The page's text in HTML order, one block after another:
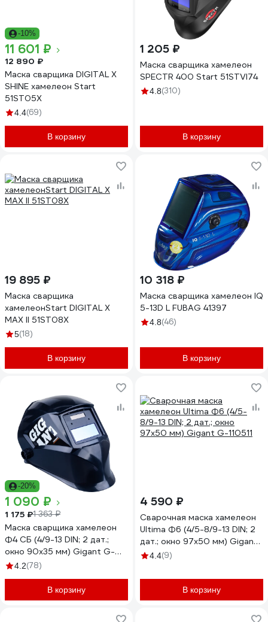
-10%
11 601 ₽
12 890 ₽
Маска сварщика DIGITAL X
SHINE хамелеон Start
51ST05X
4.4(69)
В корзину
1 205 ₽
Маска сварщика хамелеон
SPECTR 400 Start 51STVI74
4.8(310)
В корзину
19 895 ₽
Маска сварщика
хамелеонStart DIGITAL X
MAX II 51ST08X
5(18)
В корзину
10 318 ₽
Маска сварщика хамелеон IQ
5-13D L FUBAG 41397
4.8(46)
В корзину
-20%
1 090 ₽
1 175 ₽1 363 ₽
Маска сварщика хамелеон
Ф4 СБ (4/9-13 DIN; 2 дат.;
окно 90х35 мм) Gigant G-
110507
4.2(78)
В корзину
4 590 ₽
Сварочная маска хамелеон
Ultima Ф6 (4/5-8/9-13 DIN; 2
дат.; окно 97х50 мм) Gigant
G-110511
4.4(9)
В корзину